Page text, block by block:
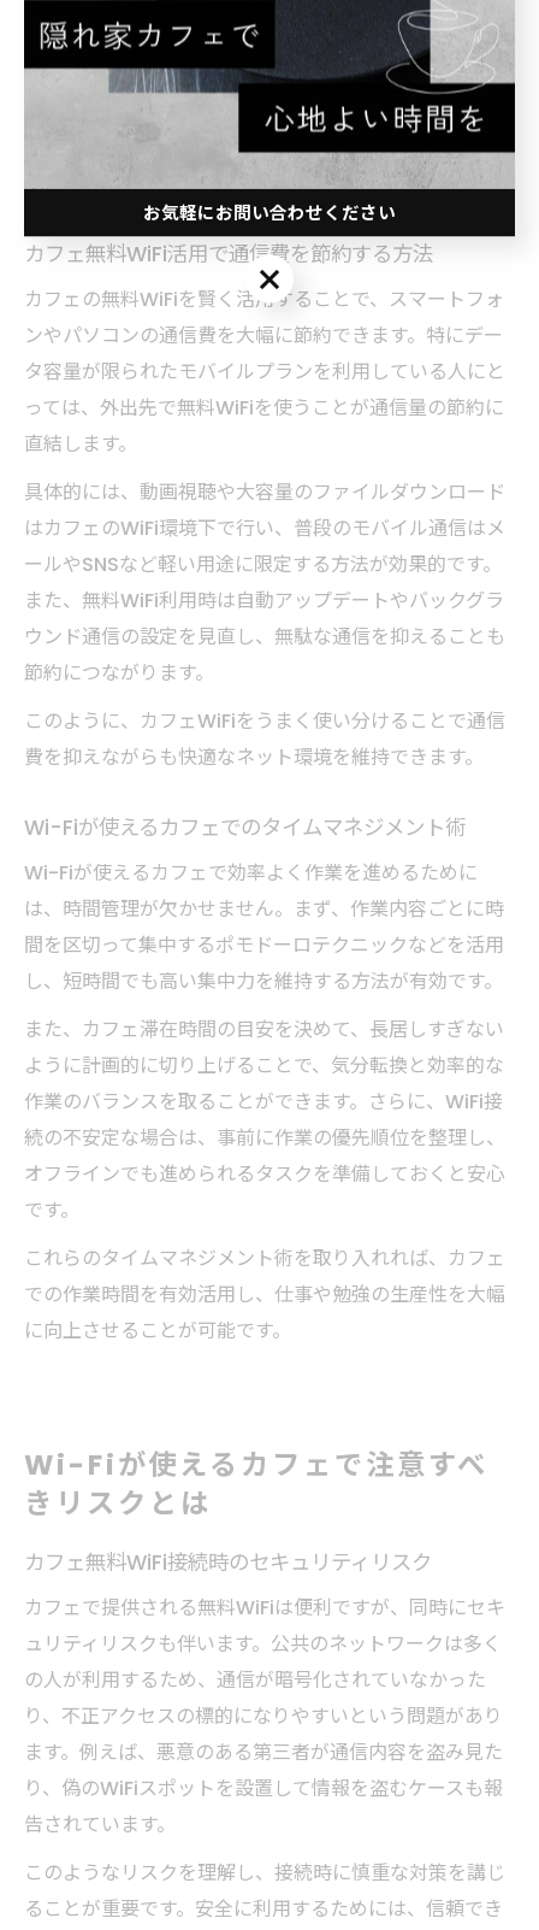
同期させることで、ネット環境が変わってもスムーズに
作業を継続できます。
これらの対策を組み合わせることで、カフェの無料WiFi
を活用しながら快適で安全なワーク環境が実現可能で
す。
カフェ無料WiFi活用で通信費を節約する方法
カフェの無料WiFiを賢く活用することで、スマートフォ
ンやパソコンの通信費を大幅に節約できます。特にデー
タ容量が限られたモバイルプランを利用している人にと
っては、外出先で無料WiFiを使うことが通信量の節約に
直結します。
具体的には、動画視聴や大容量のファイルダウンロード
はカフェのWiFi環境下で行い、普段のモバイル通信はメ
ールやSNSなど軽い用途に限定する方法が効果的です。
また、無料WiFi利用時は自動アップデートやバックグラ
ウンド通信の設定を見直し、無駄な通信を抑えることも
節約につながります。
このように、カフェWiFiをうまく使い分けることで通信
費を抑えながらも快適なネット環境を維持できます。
Wi-Fiが使えるカフェでのタイムマネジメント術
Wi-Fiが使えるカフェで効率よく作業を進めるために
は、時間管理が欠かせません。まず、作業内容ごとに時
間を区切って集中するポモドーロテクニックなどを活用
し、短時間でも高い集中力を維持する方法が有効です。
また、カフェ滞在時間の目安を決めて、長居しすぎない
ように計画的に切り上げることで、気分転換と効率的な
作業のバランスを取ることができます。さらに、WiFi接
続の不安定な場合は、事前に作業の優先順位を整理し、
オフラインでも進められるタスクを準備しておくと安心
です。
これらのタイムマネジメント術を取り入れれば、カフェ
での作業時間を有効活用し、仕事や勉強の生産性を大幅
に向上させることが可能です。
Wi-Fiが使えるカフェで注意すべ
きリスクとは
カフェ無料WiFi接続時のセキュリティリスク
カフェで提供される無料WiFiは便利ですが、同時にセキ
ュリティリスクも伴います。公共のネットワークは多く
の人が利用するため、通信が暗号化されていなかった
り、不正アクセスの標的になりやすいという問題があり
ます。例えば、悪意のある第三者が通信内容を盗み見た
り、偽のWiFiスポットを設置して情報を盗むケースも報
告されています。
このようなリスクを理解し、接続時に慎重な対策を講じ
ることが重要です。安全に利用するためには、信頼でき
お気軽にお問い合わせください
お気軽にお問い合わせください